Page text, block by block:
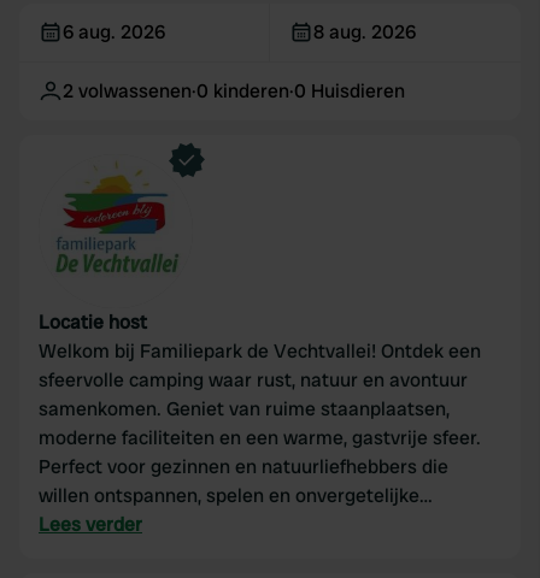
6 aug. 2026 8 aug. 2026
2volwassenen·0 kinderen·0 Huisdieren
Locatie host
Welkom bij Familiepark de Vechtvallei! Ontdek een
sfeervolle camping waar rust, natuur en avontuur
samenkomen. Geniet van ruime staanplaatsen,
moderne faciliteiten en een warme, gastvrije sfeer.
Perfect voor gezinnen en natuurliefhebbers die
willen ontspannen, spelen en onvergetelijke
momenten willen beleven.
Lees verder